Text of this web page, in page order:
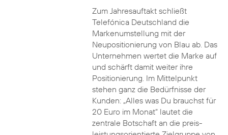
Zum Jahresauftakt schließt
Telefónica Deutschland die
Markenumstellung mit der
Neupositionierung von Blau ab. Das
Unternehmen wertet die Marke auf
und schärft damit weiter ihre
Positionierung. Im Mittelpunkt
stehen ganz die Bedürfnisse der
Kunden: „Alles was Du brauchst für
20 Euro im Monat“ lautet die
zentrale Botschaft an die preis-